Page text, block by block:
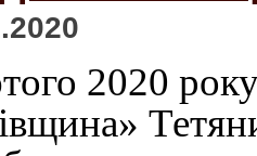
2020